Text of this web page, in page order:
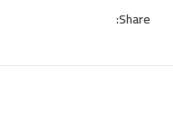
Share: